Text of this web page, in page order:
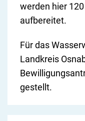
werden hier
aufbereitet.
Für das
Landkreis
gestellt.